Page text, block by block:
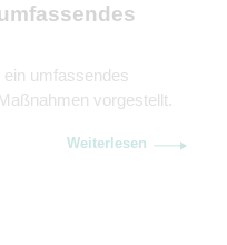
ein umfassendes
vorgestellt.
Weiterlesen